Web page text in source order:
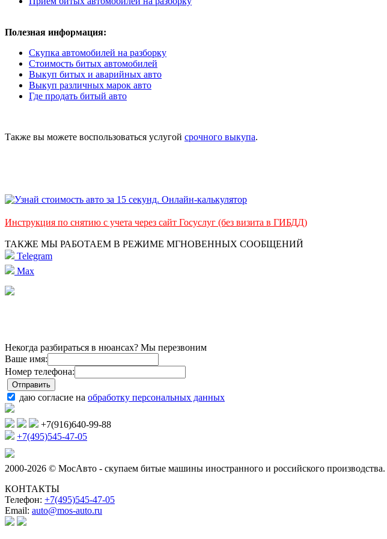
Полезная информация:
Скупка автомобилей на разборку
Стоимость битых автомобилей
Выкуп битых и аварийных авто
Выкуп различных марок авто
Где продать битый авто
Также вы можете воспользоваться услугой срочного выкупа.
Инструкция по снятию с учета через сайт Госуслуг (без визита в ГИБДД)
ТАКЖЕ МЫ РАБОТАЕМ В РЕЖИМЕ МГНОВЕННЫХ СООБЩЕНИЙ
Telegram
Max
Некогда разбираться в нюансах? Мы перезвоним
Ваше имя:
Номер телефона:
даю согласие на обработку персональных данных
+7(916)640-99-88
+7(495)545-47-05
2000-2026 © МосАвто - скупаем битые машины иностранного и российского производства.
КОНТАКТЫ
Телефон: +7(495)545-47-05
Email: auto@mos-auto.ru